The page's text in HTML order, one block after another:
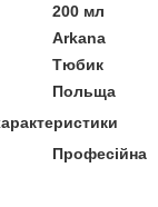
200 мл
Arkana
Тюбик
Польща
Професійна